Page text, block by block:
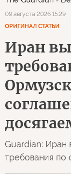
09 августа 2026 15:29
ОРИГИНАЛ СТАТЬИ
Иран
Guardian:
требования по